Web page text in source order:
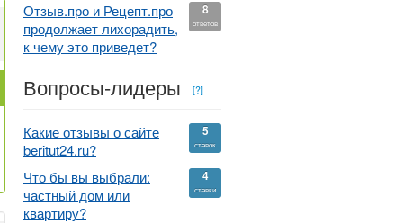
8
ответов
Отзыв.про и Рецепт.про
продолжает лихорадить,
к чему это приведет?
Вопросы-лидеры [?]
5
ставок
Какие отзывы о сайте
beritut24.ru?
4
ставки
Что бы вы выбрали:
частный дом или
квартиру?